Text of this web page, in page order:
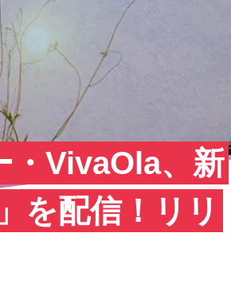
・VivaOla、新
を配信！リリ